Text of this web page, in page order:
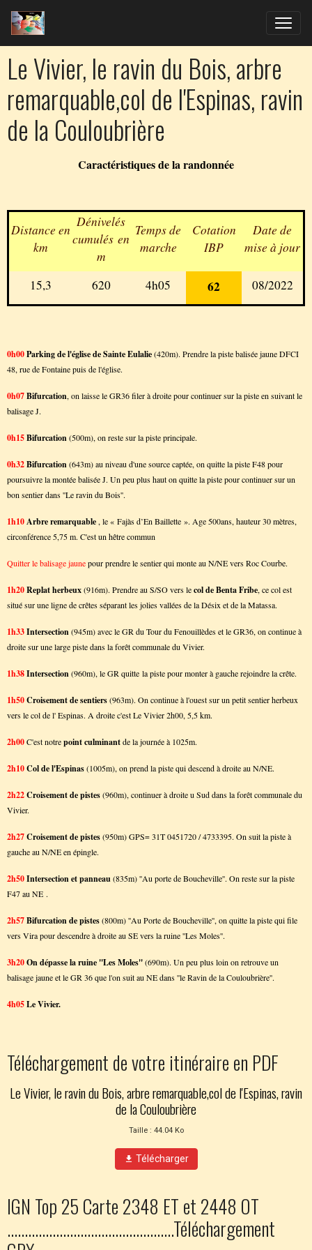
Le Vivier, le ravin du Bois, arbre
remarquable,col de l'Espinas, ravin
de la Couloubrière
Caractéristiques de la randonnée
Distance en
km
Dénivelés
cumulés en
m
Temps de
marche
Cotation
IBP
Date de
mise à jour
15,3 620 4h05 62 08/2022
0h00Parking de l'église de Sainte Eulalie(420m). Prendre la piste balisée jaune DFCI
48, rue de Fontaine puis de l'église.
0h07Bifurcation, on laisse le GR36 filer à droite pour continuer sur la piste en suivant le
balisage J.
0h15Bifurcation(500m), on reste sur la piste principale.
0h32Bifurcation(643m) au niveau d'une source captée, on quitte la piste F48 pour
poursuivre la montée balisée J. Un peu plus haut on quitte la piste pour continuer sur un
bon sentier dans ''Le ravin du Bois''.
1h10Arbre remarquable , le« Fajàs d’En Baillette ». Age 500ans, hauteur 30 mètres,
circonférence 5,75 m. C'est un hêtre commun
Quitter le balisage jaunepour prendre le sentier qui monte au N/NE vers Roc Courbe.
1h20Replat herbeux(916m). Prendre au S/SO vers lecol de Benta Fribe, ce col est
situé sur une ligne de crêtes séparant les jolies vallées de la Désix et de la Matassa.
1h33Intersection(945m) avec le GR du Tour du Fenouillèdes et le GR36, on continue à
droite sur une large piste dans la forêt communale du Vivier.
1h38Intersection(960m), le GR quitte la piste pour monter à gauche rejoindre la crête.
1h50Croisement de sentiers(963m). On continue à l'ouest sur un petit sentier herbeux
vers le col de l' Espinas. A droite c'est Le Vivier 2h00, 5,5 km.
2h00C'est notrepoint culminantde la journée à 1025m.
2h10Col de l'Espinas(1005m), on prend la piste qui descend à droite au N/NE.
2h22Croisement de pistes(960m), continuer à droite u Sud dans la forêt communale du
Vivier.
2h27Croisement de pistes(950m) GPS= 31T 0451720 / 4733395. On suit la piste à
gauche au N/NE en épingle.
2h50Intersection et panneau(835m) ''Au porte de Boucheville''. On reste sur la piste
F47 au NE .
2h57Bifurcation de pistes(800m) ''Au Porte de Boucheville'', on quitte la piste qui file
vers Vira pour descendre à droite au SE vers la ruine ''Les Moles''.
3h20On dépasse la ruine ''Les Moles''(690m). Un peu plus loin on retrouve un
balisage jaune et le GR 36 que l'on suit au NE dans ''le Ravin de la Couloubrière''.
4h05Le Vivier.
Téléchargement de votre itinéraire en PDF
Le Vivier, le ravin du Bois, arbre remarquable,col de l'Espinas, ravin
de la Couloubrière
Taille : 44.04 Ko
Télécharger
IGN Top 25 Carte 2348 ET et 2448 OT
................................................Téléchargement